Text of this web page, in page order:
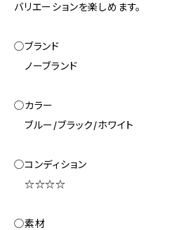
バリエーションを楽しめます。
◯ブランド
ノーブランド
◯カラー
ブルー/ブラック/ホワイト
◯コンディション
☆☆☆☆
◯素材